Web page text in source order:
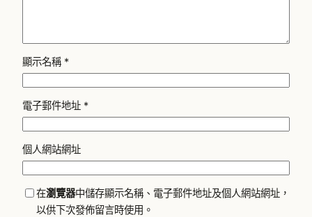
顯示名稱 *
電子郵件地址 *
個人網站網址
在瀏覽器中儲存顯示名稱、電子郵件地址及個人網站網址，
以供下次發佈留言時使用。